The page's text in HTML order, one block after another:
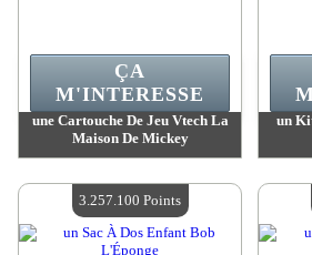
une Cartouche De Jeu Vtech La
Maison De Mickey
Quantité Disponible :4
ÇA
M'INTERESSE
un
3.257.100 Points